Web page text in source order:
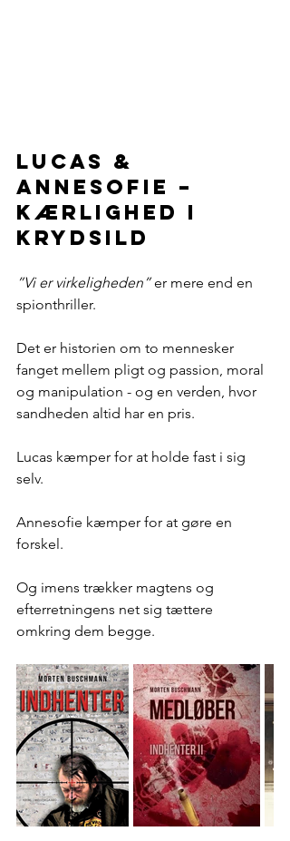
Lucas &
Annesofie –
kærlighed i
krydsild
”Vi er virkeligheden” er mere end en
spionthriller.
Det er historien om to mennesker
fanget mellem pligt og passion, moral
og manipulation - og en verden, hvor
sandheden altid har en pris.
Lucas kæmper for at holde fast i sig
selv.
Annesofie kæmper for at gøre en
forskel.
Og imens trækker magtens og
efterretningens net sig tættere
omkring dem begge.